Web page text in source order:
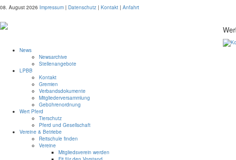
08. August 2026 Impressum | Datenschutz | Kontakt | Anfahrt
News
Newsarchive
Stellenangebote
LPBB
Kontakt
Gremien
Verbandsdokumente
Mitgliederversammlung
Gebührenordnung
Wert Pferd
Tierschutz
Pferd und Gesellschaft
Vereine & Betriebe
Reitschule finden
Vereine
Mitgliedsverein werden